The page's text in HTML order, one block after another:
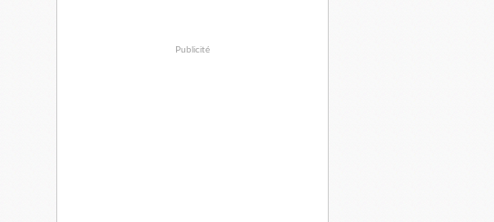
Publicité